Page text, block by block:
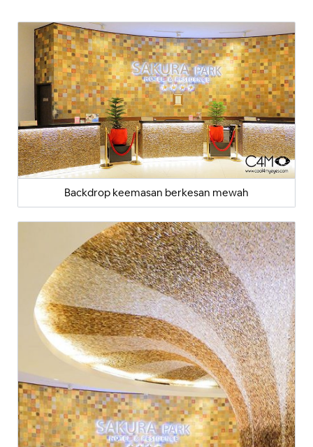
Backdrop keemasan berkesan mewah